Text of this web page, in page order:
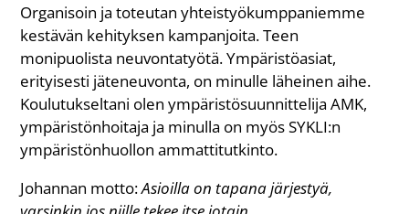
Organisoin ja toteutan yhteistyökumppaniemme
kestävän kehityksen kampanjoita. Teen
monipuolista neuvontatyötä. Ympäristöasiat,
erityisesti jäteneuvonta, on minulle läheinen aihe.
Koulutukseltani olen ympäristösuunnittelija AMK,
ympäristönhoitaja ja minulla on myös SYKLI:n
ympäristönhuollon ammattitutkinto.
Johannan motto:Asioilla on tapana järjestyä,